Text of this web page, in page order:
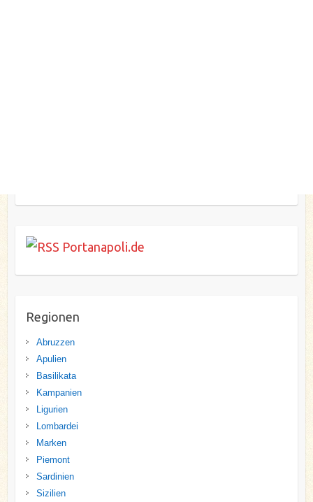
Portanapoli.de
Regionen
Abruzzen
Apulien
Basilikata
Kampanien
Ligurien
Lombardei
Marken
Piemont
Sardinien
Sizilien